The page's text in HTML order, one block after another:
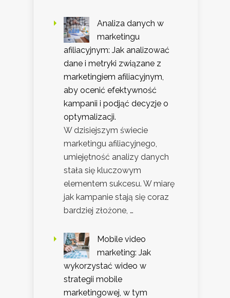
Analiza danych w
marketingu
afiliacyjnym: Jak analizować
dane i metryki związane z
marketingiem afiliacyjnym,
aby ocenić efektywność
kampanii i podjąć decyzje o
optymalizacji.
W dzisiejszym świecie
marketingu afiliacyjnego,
umiejętność analizy danych
stała się kluczowym
elementem sukcesu. W miarę
jak kampanie stają się coraz
bardziej złożone, …
Mobile video
marketing: Jak
wykorzystać wideo w
strategii mobile
marketingowej, w tym